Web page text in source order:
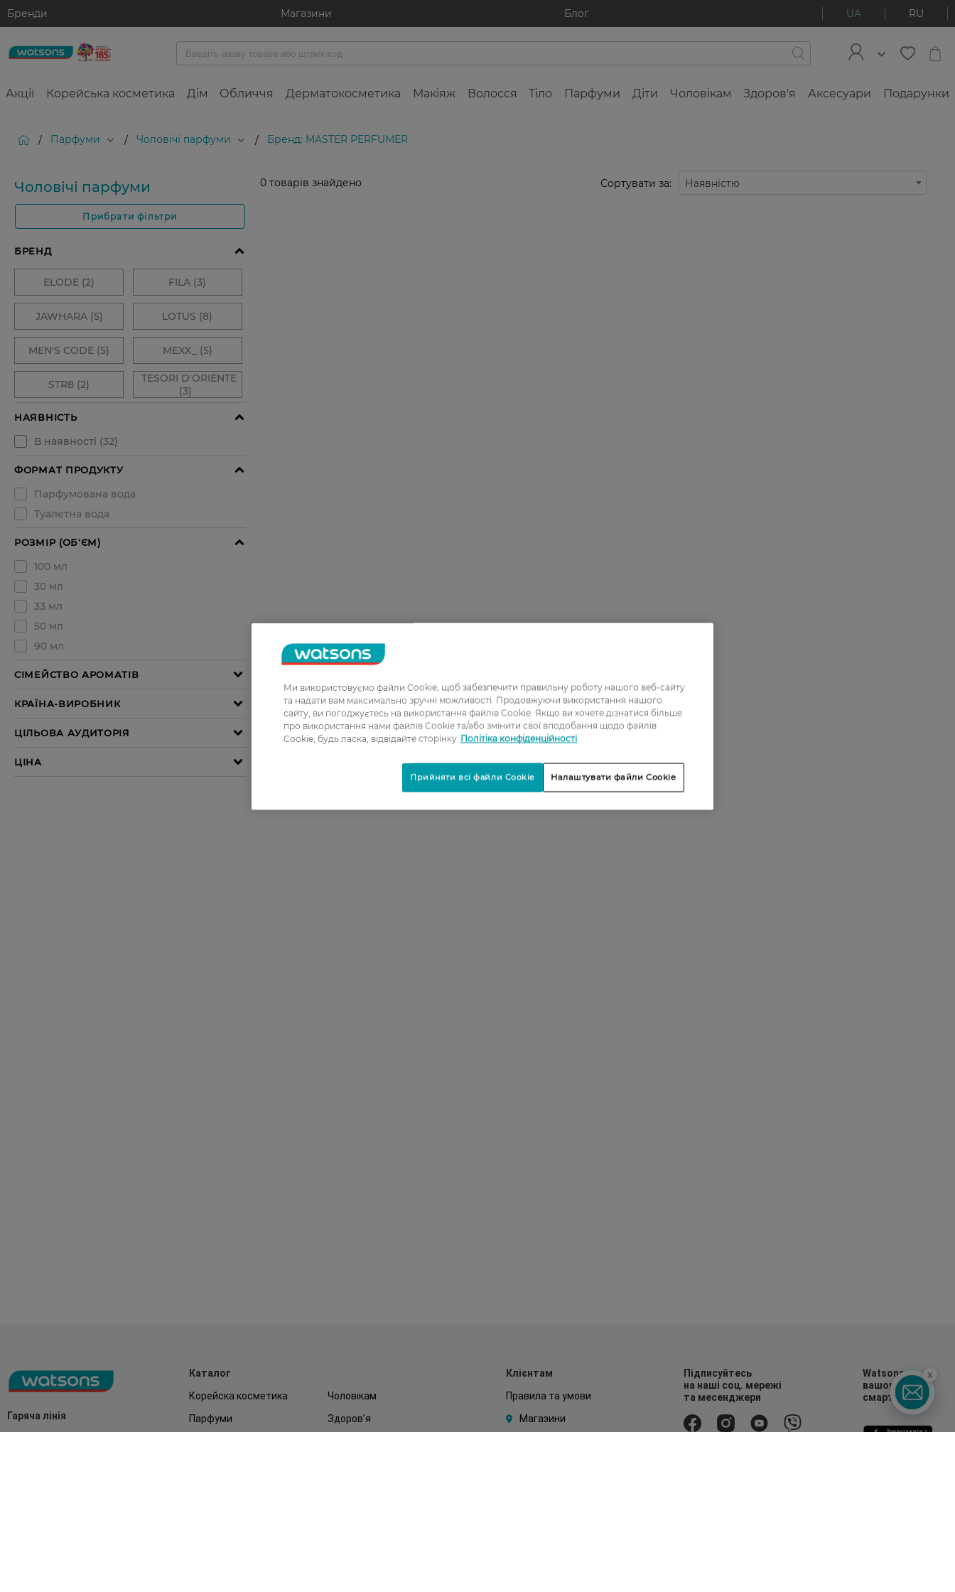
Бренди Магазини Блог UA RU
Акції Корейська косметика Дім Обличчя Дерматокосметика Макіяж Волосся Тіло Парфуми Діти Чоловікам Здоров'я Аксесуари Подарунки
/ Парфуми / Чоловічі парфуми / Бренд: MASTER PERFUMER
Чоловічі парфуми
Прибрати фільтри
0 товарів знайдено Сортувати за: Наявністю
Гаряча лінія
Каталог
Корейска косметика
Чоловікам
Парфуми
Здоров'я
Клієнтам
Правила та умови
Магазини
Підписуйтесь
на наші соц. мережі
та месенджери
Watsons в
вашому
смартфоні
x
Ми використовуємо файли Cookie, щоб забезпечити правильну роботу нашого веб-сайту
та надати вам максимально зручні можливості. Продовжуючи використання нашого
сайту, ви погоджуєтесь на використання файлів Cookie. Якщо ви хочете дізнатися більше
про використання нами файлів Cookie та/або змінити свої вподобання щодо файлів
Cookie, будь ласка, відвідайте сторінку Політіка конфіденційності
Налаштувати файли Cookie
Прийняти всі файли Cookie